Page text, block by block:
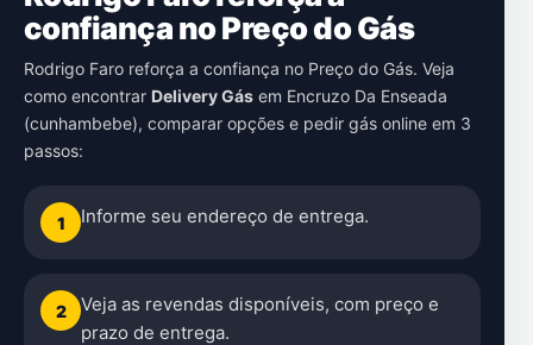
confiança no Preço do Gás
Rodrigo Faro reforça a confiança no Preço do Gás. Veja
como encontrar Delivery Gás em Encruzo Da Enseada
(cunhambebe), comparar opções e pedir gás online em 3
passos:
1 Informe seu endereço de entrega.
2
Veja as revendas disponíveis, com preço e
prazo de entrega.